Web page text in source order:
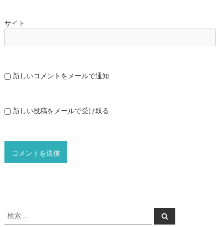
サイト
新しいコメントをメールで通知
新しい投稿をメールで受け取る
検
索
検
索